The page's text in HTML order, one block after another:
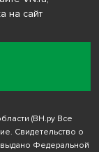
на сайт
(ВН.ру Все
Свидетельство о
Федеральной